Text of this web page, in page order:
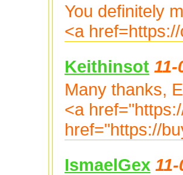
You definitely
<a
Keithinsot 11-
Many thanks,
<a
href="https://
IsmaelGex